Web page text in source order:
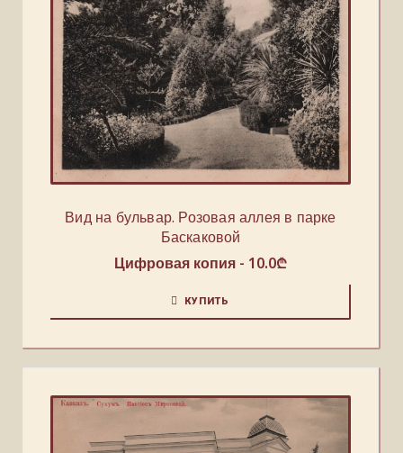
Вид на бульвар. Розовая аллея в парке
Баскаковой
Цифровая копия - 10.0₾
КУПИТЬ